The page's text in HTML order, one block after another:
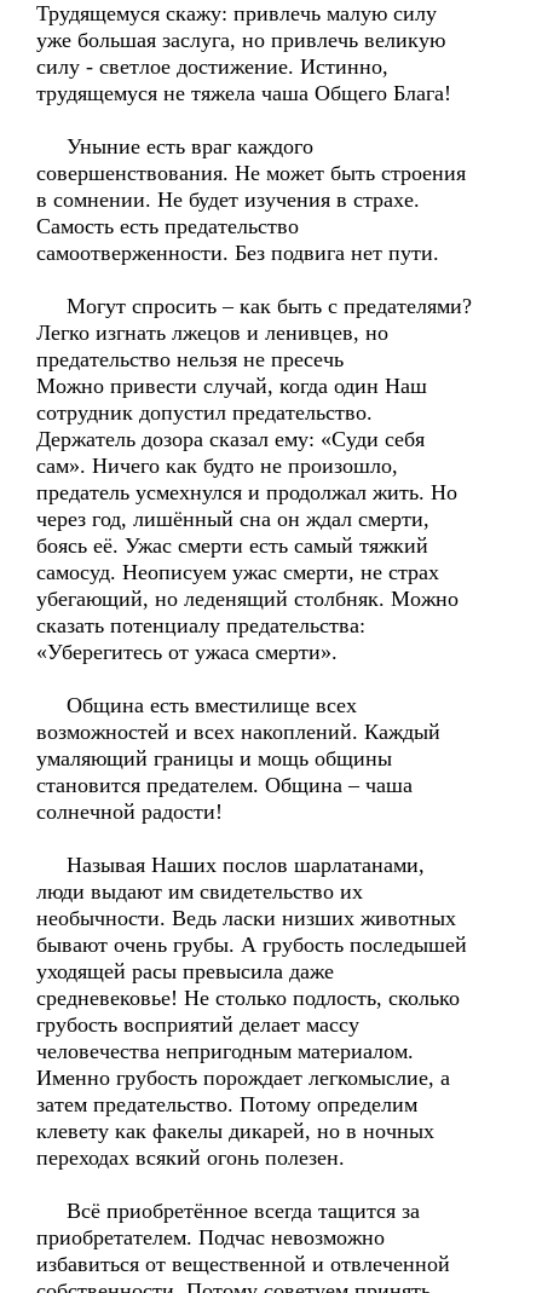
Трудящемуся скажу: привлечь малую силу
уже большая заслуга, но привлечь великую
силу - светлое достижение. Истинно,
трудящемуся не тяжела чаша Общего Блага!
Уныние есть враг каждого
совершенствования. Не может быть строения
в сомнении. Не будет изучения в страхе.
Самость есть предательство
самоотверженности. Без подвига нет пути.
Могут спросить – как быть с предателями?
Легко изгнать лжецов и ленивцев, но
предательство нельзя не пресечь
Можно привести случай, когда один Наш
сотрудник допустил предательство.
Держатель дозора сказал ему: «Суди себя
сам». Ничего как будто не произошло,
предатель усмехнулся и продолжал жить. Но
через год, лишённый сна он ждал смерти,
боясь её. Ужас смерти есть самый тяжкий
самосуд. Неописуем ужас смерти, не страх
убегающий, но леденящий столбняк. Можно
сказать потенциалу предательства:
«Уберегитесь от ужаса смерти».
Община есть вместилище всех
возможностей и всех накоплений. Каждый
умаляющий границы и мощь общины
становится предателем. Община – чаша
солнечной радости!
Называя Наших послов шарлатанами,
люди выдают им свидетельство их
необычности. Ведь ласки низших животных
бывают очень грубы. А грубость последышей
уходящей расы превысила даже
средневековье! Не столько подлость, сколько
грубость восприятий делает массу
человечества непригодным материалом.
Именно грубость порождает легкомыслие, а
затем предательство. Потому определим
клевету как факелы дикарей, но в ночных
переходах всякий огонь полезен.
Всё приобретённое всегда тащится за
приобретателем. Подчас невозможно
избавиться от вещественной и отвлеченной